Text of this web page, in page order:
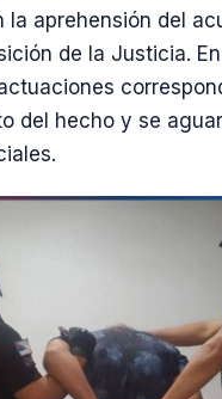
la aprehensión del
de la Justicia.
del hecho y se